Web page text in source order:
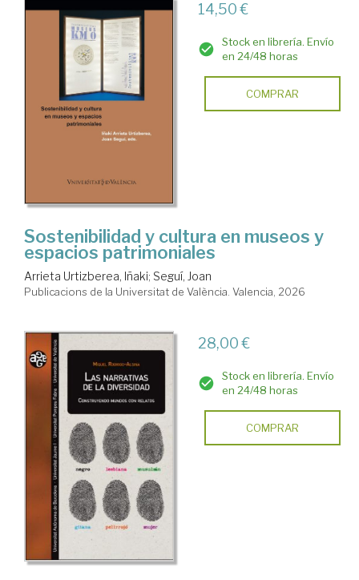
14,50 €
Stock en librería. Envío
en 24/48 horas
COMPRAR
Sostenibilidad y cultura en museos y
espacios patrimoniales
Arrieta Urtizberea, Iñaki; Seguí, Joan
Publicacions de la Universitat de València. Valencia, 2026
28,00 €
Stock en librería. Envío
en 24/48 horas
COMPRAR